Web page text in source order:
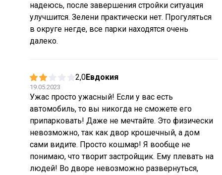
надеюсь, после завершения стройки ситуация
улучшится. Зелени практически нет. Прогуляться
в округе негде, все парки находятся очень
далеко.
2,0Евдокия
19.05.2023
Ужас просто ужасный! Если у вас есть
автомобиль, то вы никогда не сможете его
припарковать! Даже не мечтайте. Это физически
невозможно, так как двор крошечный, а дом
сами видите. Просто кошмар! Я вообще не
понимаю, что творит застройщик. Ему плевать на
людей! Во дворе невозможно развернуться,